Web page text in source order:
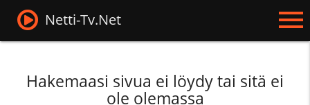
Netti-Tv.Net
Hakemaasi sivua ei löydy tai sitä ei
ole olemassa